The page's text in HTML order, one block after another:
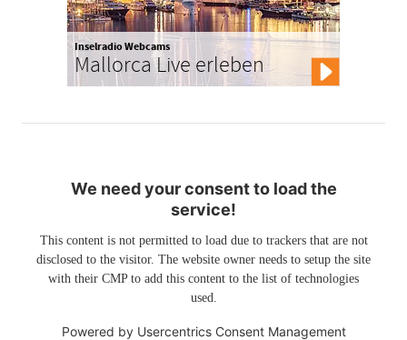
Inselradio Webcams
Mallorca Live erleben
We need your consent to load the
service!
This content is not permitted to load due to trackers that are not
disclosed to the visitor. The website owner needs to setup the site
with their CMP to add this content to the list of technologies
used.
Powered by Usercentrics Consent Management